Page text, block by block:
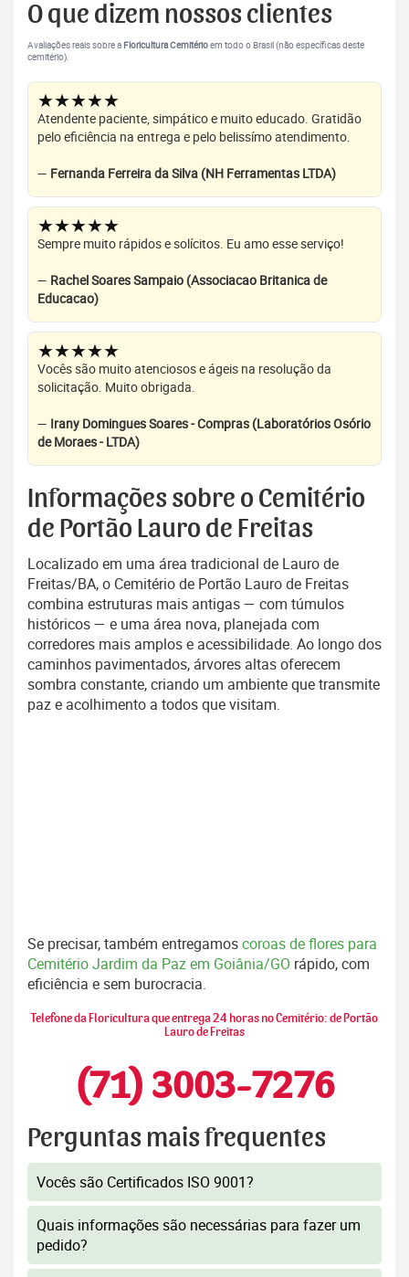
O que dizem nossos clientes
Avaliações reais sobre a Floricultura Cemitérioem todo o Brasil (não específicas deste
cemitério).
★★★★★
Atendente paciente, simpático e muito educado. Gratidão
pelo eficiência na entrega e pelo belissímo atendimento.
— Fernanda Ferreira da Silva (NH Ferramentas LTDA)
★★★★★
Sempre muito rápidos e solícitos. Eu amo esse serviço!
— Rachel Soares Sampaio (Associacao Britanica de
Educacao)
★★★★★
Vocês são muito atenciosos e ágeis na resolução da
solicitação. Muito obrigada.
— Irany Domingues Soares - Compras (Laboratórios Osório
de Moraes - LTDA)
Informações sobre o Cemitério
de Portão Lauro de Freitas
Localizado em uma área tradicional de Lauro de
Freitas/BA, o Cemitério de Portão Lauro de Freitas
combina estruturas mais antigas — com túmulos
históricos — e uma área nova, planejada com
corredores mais amplos e acessibilidade. Ao longo dos
caminhos pavimentados, árvores altas oferecem
sombra constante, criando um ambiente que transmite
paz e acolhimento a todos que visitam.
Se precisar, também entregamoscoroas de flores para
Cemitério Jardim da Paz em Goiânia/GO rápido, com
eficiência e sem burocracia.
Telefone da Floricultura que entrega 24 horas no Cemitério: de Portão
Lauro de Freitas
(71) 3003-7276
Perguntas mais frequentes
Vocês são Certificados ISO 9001?
Quais informações são necessárias para fazer um
pedido?